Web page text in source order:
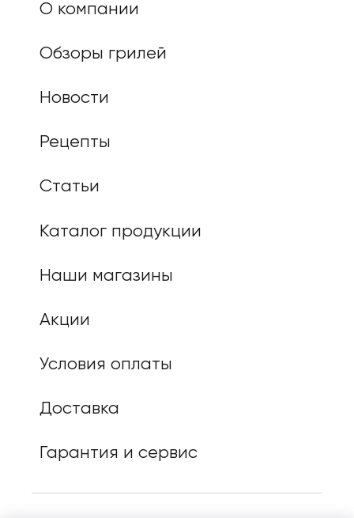
О компании
Обзоры грилей
Новости
Рецепты
Статьи
Каталог продукции
Наши магазины
Акции
Условия оплаты
Доставка
Гарантия и сервис